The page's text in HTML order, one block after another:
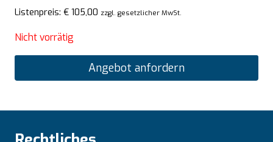
Listenpreis: € 105,00 zzgl. gesetzlicher MwSt.
Nicht vorrätig
Angebot anfordern